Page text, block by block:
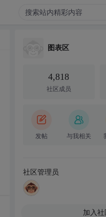
图表区
4,818
社区成员
发帖 与我相关
社区管理员
加入社